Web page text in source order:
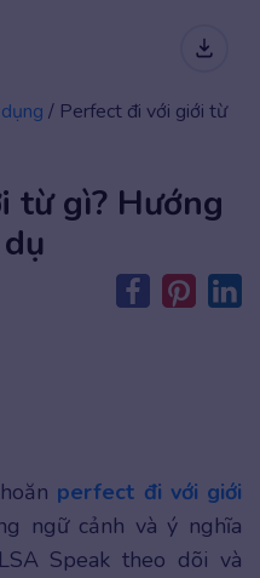
/ Perfect đi với giới từ
từ gì? Hướng
perfect đi với giới
ngữ cảnh và ý nghĩa
Speak theo dõi và